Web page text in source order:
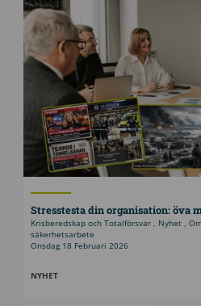
Stresstesta din organisation: öva
Krisberedskap och Totalförsvar , Nyhet ,
säkerhetsarbete
Onsdag 18 Februari 2026
NYHET